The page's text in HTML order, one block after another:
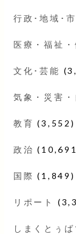
行政･地域･
医療・福祉・
文化･芸能
気象・災害・
教育 (3,552)
政治
国際 (1,849)
リポート
しまくとぅ